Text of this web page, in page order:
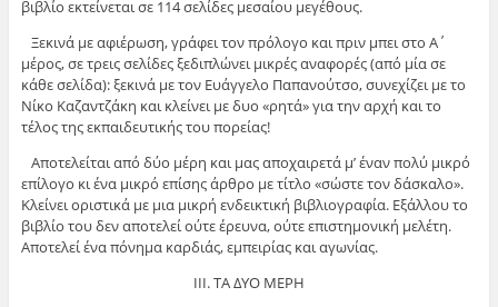
βιβλίο εκτείνεται σε 114 σελίδες μεσαίου μεγέθους.
Ξεκινά με αφιέρωση, γράφει τον πρόλογο και πριν μπει στο Α΄
μέρος, σε τρεις σελίδες ξεδιπλώνει μικρές αναφορές (από μία σε
κάθε σελίδα): ξεκινά με τον Ευάγγελο Παπανούτσο, συνεχίζει με το
Νίκο Καζαντζάκη και κλείνει με δυο «ρητά» για την αρχή και το
τέλος της εκπαιδευτικής του πορείας!
Αποτελείται από δύο μέρη και μας αποχαιρετά μ’ έναν πολύ μικρό
επίλογο κι ένα μικρό επίσης άρθρο με τίτλο «σώστε τον δάσκαλο».
Κλείνει οριστικά με μια μικρή ενδεικτική βιβλιογραφία. Εξάλλου το
βιβλίο του δεν αποτελεί ούτε έρευνα, ούτε επιστημονική μελέτη.
Αποτελεί ένα πόνημα καρδιάς, εμπειρίας και αγωνίας.
ΙΙΙ. ΤΑ ΔΥΟ ΜΕΡΗ